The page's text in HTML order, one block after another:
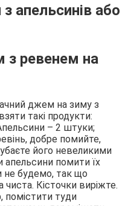
з ревенем на
джем на зиму з
такі продукти:
– 2 штуки;
добре помийте,
його невеликими
апельсини помити їх
не будемо, так що
чиста. Кісточки виріжте.
помістити туди